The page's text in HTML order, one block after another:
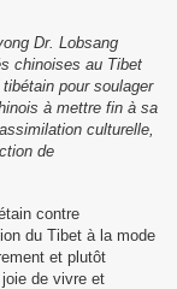
Dr. Lobsang
chinoises au Tibet
pour soulager
à mettre fin à sa
culturelle,
de
contre
du Tibet à la mode
et plutôt
de vivre et